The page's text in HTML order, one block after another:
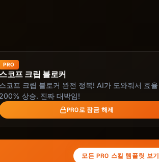
PRO
코프 크립 블로커
코프 크립 블로커 완전 정복! AI가 도와줘서 효율
상승. 진짜 대박임!
PRO로 잠금 해제
모든 PRO 스킬 템플릿 보기